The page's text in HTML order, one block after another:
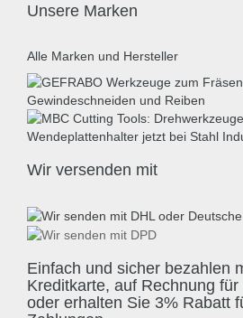
Unsere Marken
Alle Marken und Hersteller
Wir versenden mit
Einfach und sicher bezahlen
Kreditkarte, auf Rechnung
oder erhalten Sie 3% Rabatt